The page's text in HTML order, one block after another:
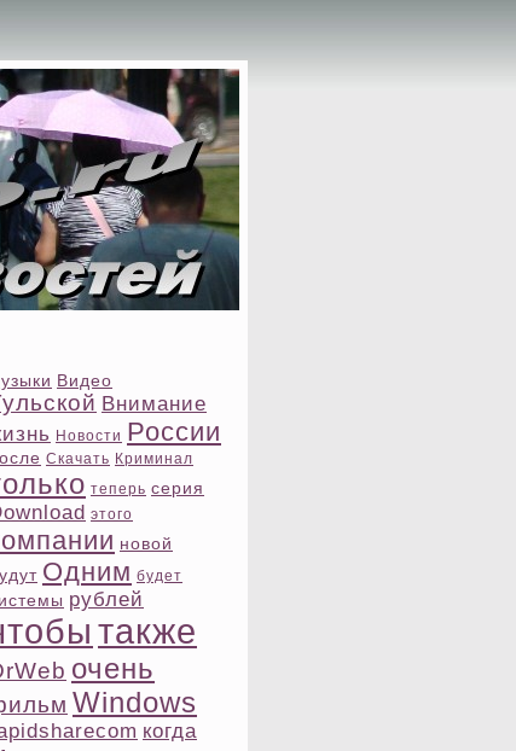
Видео
Внимание
Новости России
Скачать Криминал
теперь ceрия
этοго
новой
Одним будет
рублей
также
очень
Windows
когда